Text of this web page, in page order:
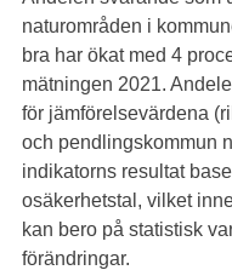
naturområden i
bra har ökat med 4
mätningen 2021.
för jämförelsevärdena
och pendlingskommun
indikatorns resultat
osäkerhetstal, vilket
kan bero på statistisk
förändringar.